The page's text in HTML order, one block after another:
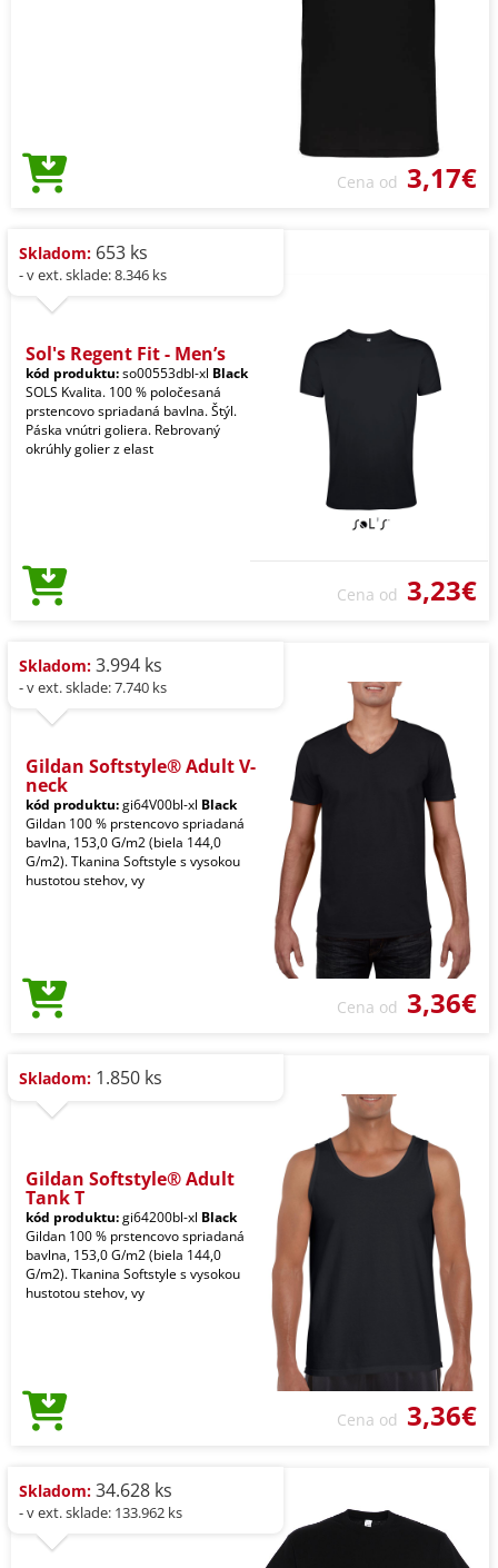
Cena od 3,17€
Skladom: 653 ks
- v ext. sklade: 8.346 ks
Sol's Regent Fit - Men’s
kód produktu:so00553dbl-xl Black
SOLS Kvalita. 100 % poločesaná
prstencovo spriadaná bavlna. Štýl.
Páska vnútri goliera. Rebrovaný
okrúhly golier z elast
Cena od 3,23€
Skladom: 3.994 ks
- v ext. sklade: 7.740 ks
Gildan Softstyle® Adult V-
neck
kód produktu:gi64V00bl-xl Black
Gildan 100 % prstencovo spriadaná
bavlna, 153,0 G/m2 (biela 144,0
G/m2). Tkanina Softstyle s vysokou
hustotou stehov, vy
Cena od 3,36€
Skladom: 1.850 ks
Gildan Softstyle® Adult
Tank T
kód produktu:gi64200bl-xl Black
Gildan 100 % prstencovo spriadaná
bavlna, 153,0 G/m2 (biela 144,0
G/m2). Tkanina Softstyle s vysokou
hustotou stehov, vy
Cena od 3,36€
Skladom: 34.628 ks
- v ext. sklade: 133.962 ks